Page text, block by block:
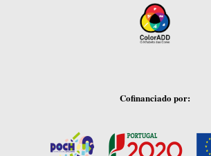
Cofinanciado por: